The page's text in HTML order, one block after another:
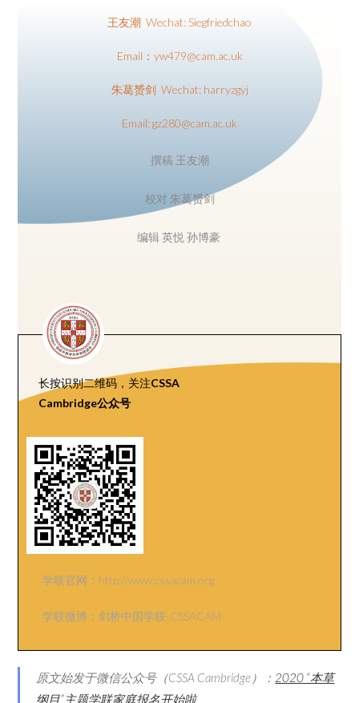
王友潮 Wechat: Siegfriedchao
Email：yw479@cam.ac.uk
朱葛赟剑 Wechat: harryzgyj
Email: gz280@cam.ac.uk
撰稿 王友潮
校对 朱葛赟剑
编辑 英悦 孙博豪
长按识别二维码， 关注CSSA
Cambridge公众号
学联官网：http://www.cssacam.org
学联微博：剑桥中国学联-CSSACAM
原文始发于微信公众号（CSSA Cambridge）： 2020 “本草
纲目”主题学联家庭报名开始啦